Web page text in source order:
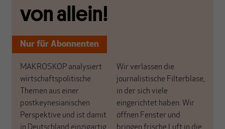
von allein!
Nur für Abonnenten
MAKROSKOP analysiert
wirtschaftspolitische
Themen aus einer
postkeynesianischen
Perspektive und ist damit
in Deutschland einzigartig.
Wir verlassen die
journalistische Filterblase,
in der sich viele
eingerichtet haben. Wir
öffnen Fenster und
bringen frische Luft in die